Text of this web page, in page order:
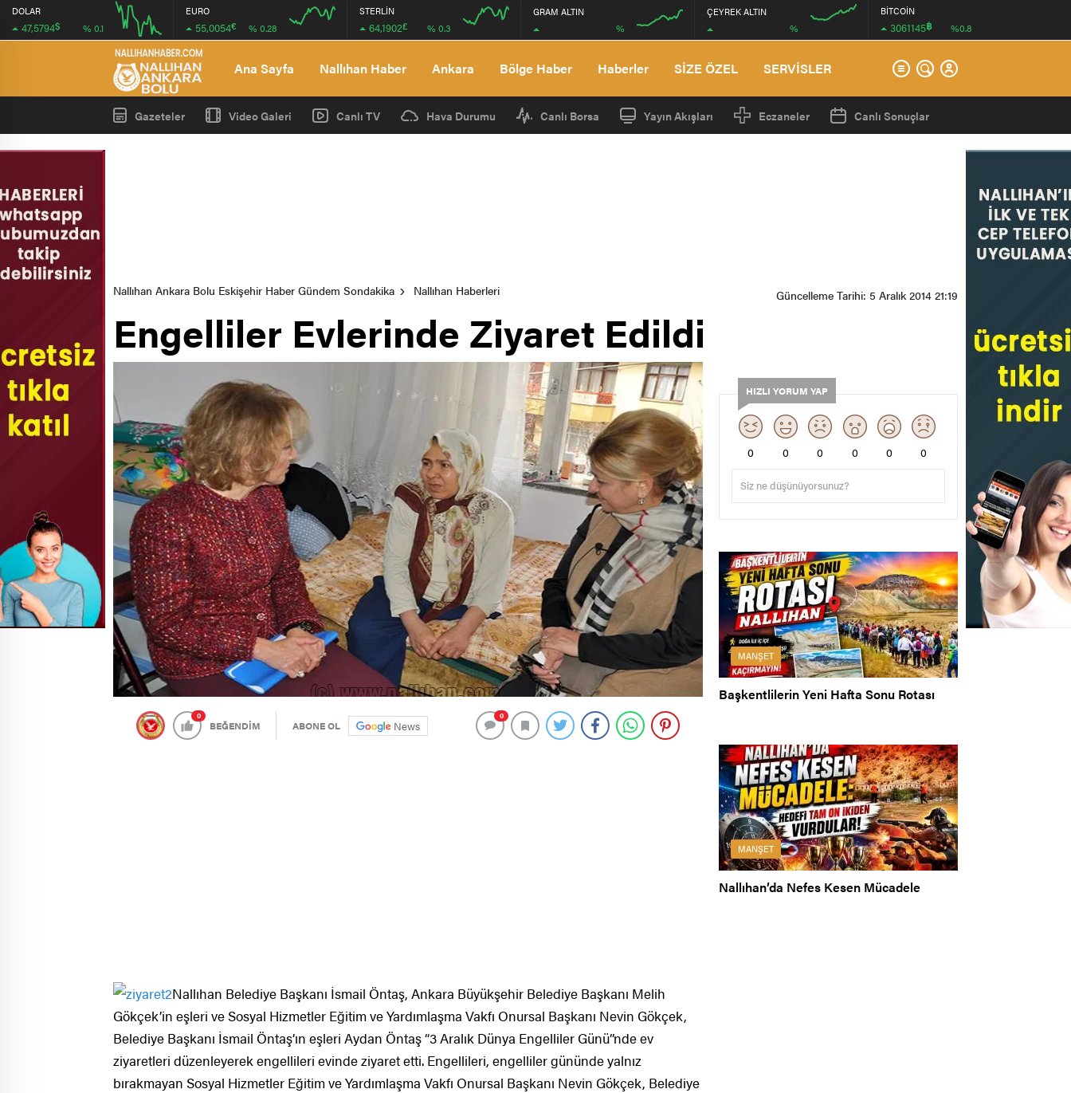
DOLAR
47,5794$ % 0.1
12:00
EURO
55,0054€ % 0.28
STERLİN
64,1902£ % 0.3
GRAM ALTIN
%
ÇEYREK ALTIN
%
BİTCOİN
3061145฿ %0.8
Ana Sayfa Nallıhan Haber Ankara Bölge Haber Haberler SİZE ÖZEL SERVİSLER
Gazeteler Video Galeri Canlı TV Hava Durumu Canlı Borsa Yayın Akışları Eczaneler Canlı Sonuçlar
Nallıhan Ankara Bolu Eskişehir Haber Gündem Sondakika Nallıhan Haberleri Güncelleme Tarihi: 5 Aralık 2014 21:19
Engelliler Evlerinde Ziyaret Edildi
0
BEĞENDİM ABONE OL News
0
Nallıhan Belediye Başkanı İsmail Öntaş, Ankara Büyükşehir Belediye Başkanı Melih
Gökçek’in eşleri ve Sosyal Hizmetler Eğitim ve Yardımlaşma Vakfı Onursal Başkanı Nevin Gökçek,
Belediye Başkanı İsmail Öntaş’ın eşleri Aydan Öntaş “3 Aralık Dünya Engelliler Günü”nde ev
ziyaretleri düzenleyerek engellileri evinde ziyaret etti. Engellileri, engelliler gününde yalnız
bırakmayan Sosyal Hizmetler Eğitim ve Yardımlaşma Vakfı Onursal Başkanı Nevin Gökçek, Belediye
HIZLI YORUM YAP
0 0 0 0 0 0
MANŞET
Başkentlilerin Yeni Hafta Sonu Rotası
MANŞET
Nallıhan’da Nefes Kesen Mücadele